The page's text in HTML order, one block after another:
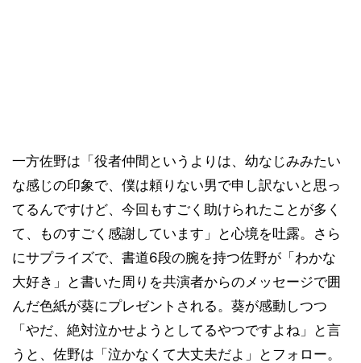
一方佐野は「役者仲間というよりは、幼なじみみたい
な感じの印象で、僕は頼りない男で申し訳ないと思っ
てるんですけど、今回もすごく助けられたことが多く
て、ものすごく感謝しています」と心境を吐露。さら
にサプライズで、書道6段の腕を持つ佐野が「わかな
大好き」と書いた周りを共演者からのメッセージで囲
んだ色紙が葵にプレゼントされる。葵が感動しつつ
「やだ、絶対泣かせようとしてるやつですよね」と言
うと、佐野は「泣かなくて大丈夫だよ」とフォロー。